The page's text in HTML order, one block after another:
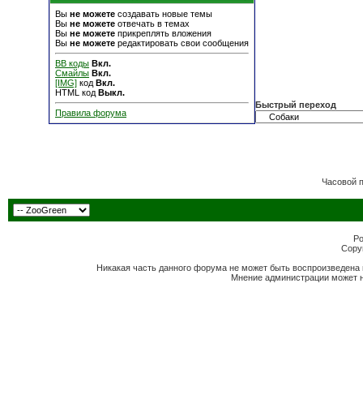
Вы не можете создавать новые темы
Вы не можете отвечать в темах
Вы не можете прикреплять вложения
Вы не можете редактировать свои сообщения
BB коды Вкл.
Смайлы Вкл.
[IMG] код Вкл.
HTML код Выкл.
Правила форума
Быстрый переход
Часовой
Никакая часть данного форума не может быть
Мнение администрации может